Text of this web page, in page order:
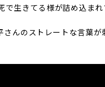
で生きてる様が詰め込まれ
んのストレートな言葉が